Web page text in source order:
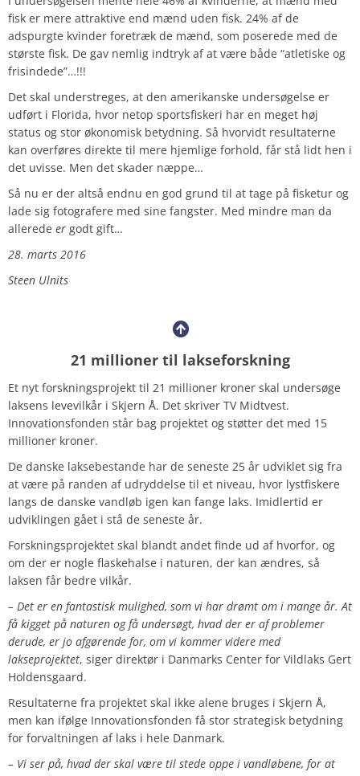
fisk er mere attraktive end mænd uden fisk. 24% af de
adspurgte kvinder foretræk de mænd, som poserede med de
største fisk. De gav nemlig indtryk af at være både “atletiske og
frisindede”…!!!
Det skal understreges, at den amerikanske undersøgelse er
udført i Florida, hvor netop sportsfiskeri har en meget høj
status og stor økonomisk betydning. Så hvorvidt resultaterne
kan overføres direkte til mere hjemlige forhold, får stå lidt hen i
det uvisse. Men det skader næppe…
Så nu er der altså endnu en god grund til at tage på fisketur og
lade sig fotografere med sine fangster. Med mindre man da
allerede er godt gift…
28. marts 2016
Steen Ulnits
21 millioner til lakseforskning
Et nyt forskningsprojekt til 21 millioner kroner skal undersøge
laksens levevilkår i Skjern Å. Det skriver TV Midtvest.
Innovationsfonden står bag projektet og støtter det med 15
millioner kroner.
De danske laksebestande har de seneste 25 år udviklet sig fra
at være på randen af udryddelse til et niveau, hvor lystfiskere
langs de danske vandløb igen kan fange laks. Imidlertid er
udviklingen gået i stå de seneste år.
Forskningsprojektet skal blandt andet finde ud af hvorfor, og
om der er nogle flaskehalse i naturen, der kan ændres, så
laksen får bedre vilkår.
– Det er en fantastisk mulighed, som vi har drømt om i mange år. At
få kigget på naturen og få undersøgt, hvad der er af problemer
derude, er jo afgørende for, om vi kommer videre med
lakseprojektet, siger direktør i Danmarks Center for Vildlaks Gert
Holdensgaard.
Resultaterne fra projektet skal ikke alene bruges i Skjern Å,
men kan ifølge Innovationsfonden få stor strategisk betydning
for forvaltningen af laks i hele Danmark.
– Vi ser på, hvad der skal være til stede oppe i vandløbene, for at